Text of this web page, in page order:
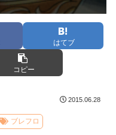
はてブ
コピー
2015.06.28
ブレフロ